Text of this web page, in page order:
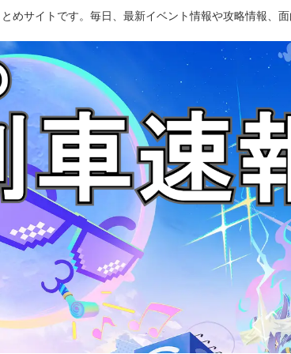
めサイトです。毎日、最新イベント情報や攻略情報、